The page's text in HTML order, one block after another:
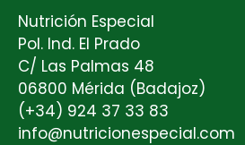
Nutrición Especial
Pol. Ind. El Prado
C/ Las Palmas 48
06800 Mérida (Badajoz)
(+34) 924 37 33 83
info@nutricionespecial.com